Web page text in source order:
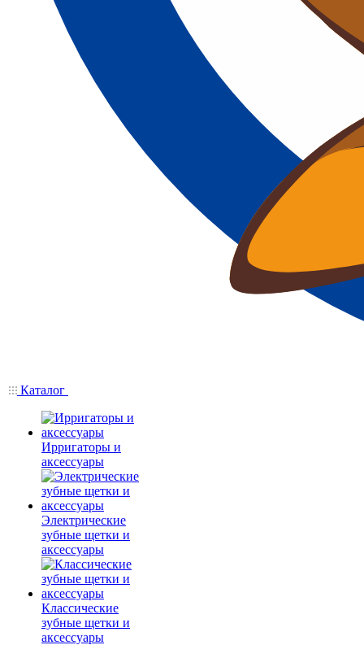
Каталог
Ирригаторы и
аксессуары
Электрические
зубные щетки и
аксессуары
Классические
зубные щетки и
аксессуары